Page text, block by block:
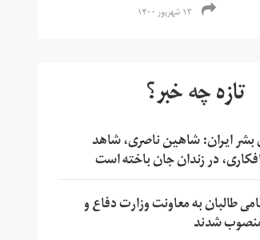
۱۳ شهریور ۱۴۰۰
تازه چه خبر؟
ایران: شاهین ناصری، شاهد
در زندان جان باخته است
طالبان به معاونت وزارت دفاع و
شدند